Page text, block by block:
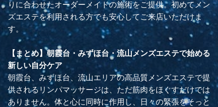
りに合わせたオーダーメイドの施術をご提供。初めてメン
ズエステを利用される方でも安心してご来店いただけま
す。
【まとめ】朝霞台・みずほ台・流山メンズエステで始める
新しい自分ケア
朝霞台、みずほ台、流山エリアの高品質メンズエステで提
供されるリンパマッサージは、ただ筋肉をほぐすだけでは
ありません。体と心に同時に作用し、日々の緊張をそっと